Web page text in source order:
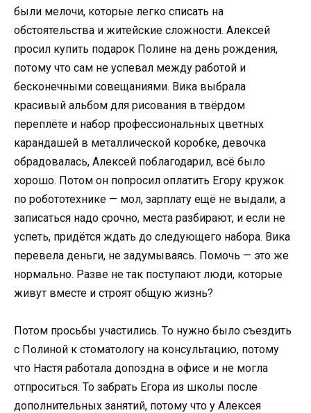
были мелочи, которые легко списать на
обстоятельства и житейские сложности. Алексей
просил купить подарок Полине на день рождения,
потому что сам не успевал между работой и
бесконечными совещаниями. Вика выбрала
красивый альбом для рисования в твёрдом
переплёте и набор профессиональных цветных
карандашей в металлической коробке, девочка
обрадовалась, Алексей поблагодарил, всё было
хорошо. Потом он попросил оплатить Егору кружок
по робототехнике — мол, зарплату ещё не выдали, а
записаться надо срочно, места разбирают, и если не
успеть, придётся ждать до следующего набора. Вика
перевела деньги, не задумываясь. Помочь — это же
нормально. Разве не так поступают люди, которые
живут вместе и строят общую жизнь?
Потом просьбы участились. То нужно было съездить
с Полиной к стоматологу на консультацию, потому
что Настя работала допоздна в офисе и не могла
отпроситься. То забрать Егора из школы после
дополнительных занятий, потому что у Алексея